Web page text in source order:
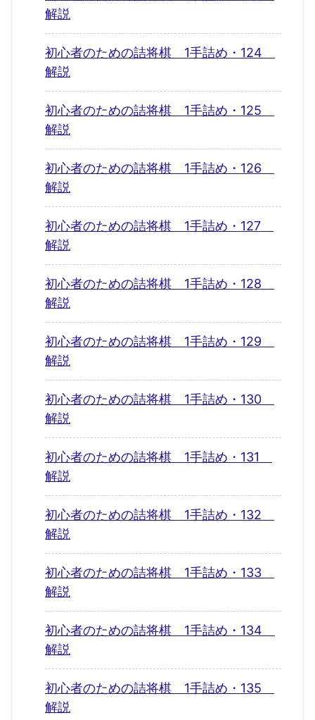
解説
初心者のための詰将棋 1手詰め・124
解説
初心者のための詰将棋 1手詰め・125
解説
初心者のための詰将棋 1手詰め・126
解説
初心者のための詰将棋 1手詰め・127
解説
初心者のための詰将棋 1手詰め・128
解説
初心者のための詰将棋 1手詰め・129
解説
初心者のための詰将棋 1手詰め・130
解説
初心者のための詰将棋 1手詰め・131
解説
初心者のための詰将棋 1手詰め・132
解説
初心者のための詰将棋 1手詰め・133
解説
初心者のための詰将棋 1手詰め・134
解説
初心者のための詰将棋 1手詰め・135
解説